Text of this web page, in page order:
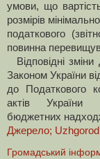
умови, що
розмірів
податкового
повинна
Відповідні
Законом України
до Податкового
актів України
бюджетних
Джерело; U
Громадський